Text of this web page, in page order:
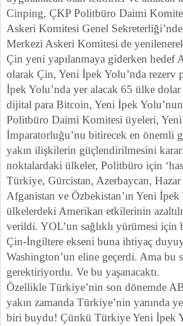
Cinping, ÇKP Politbüro Daimi
Askeri Komitesi Genel
Merkezi Askeri Komitesi de
Çin yeni yapılanmaya giderken
olarak Çin, Yeni İpek Yolu’nda rezerv
İpek Yolu’nda yer alacak 65 ülke
dijital para Bitcoin, Yeni İpek
Politbüro Daimi Komitesi üyeleri,
İmparatorluğu’nu bitirecek en
yakın ilişkilerin güçlendirilmesini
noktalardaki ülkeler, Politbüro için
Türkiye, Gürcistan, Azerbaycan,
Afganistan ve Özbekistan’ın Yeni
ülkelerdeki Amerikan etkilerinin
verildi. YOL’un sağlıklı yürümesi
Çin-İngiltere ekseni buna ihtiyaç
Washington’un eline geçerdi. Ama bu
gerektiriyordu. Ve bu yaşanacaktı.
Özellikle Türkiye’nin son dönemde
yakın zamanda Türkiye’nin yanında
biri buydu! Çünkü Türkiye Yeni İpek